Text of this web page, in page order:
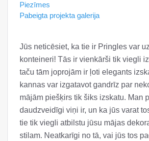
Piezīmes
Pabeigta projekta galerija
Jūs neticēsiet, ka tie ir Pringles var
konteineri! Tās ir vienkārši tik viegli
taču tām joprojām ir ļoti elegants
kannas var izgatavot gandrīz par
mājām piešķirs tik šiks izskatu. Man
daudzveidīgi viņi ir, un ka jūs varat
tie tik viegli atbilstu jūsu mājas
stilam. Neatkarīgi no tā, vai jūs tos